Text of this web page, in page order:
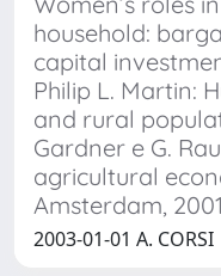
household:
capital
Philip L. Martin:
and rural
Gardner e G.
agricultural
Amsterdam, 2001
2003-01-01 A. CORSI